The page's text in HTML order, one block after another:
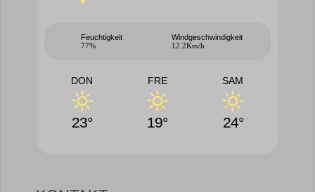
Feuchtigkeit
77%
Windgeschwindigkeit
12.2Km/h
DON
23°
FRE
19°
SAM
24°